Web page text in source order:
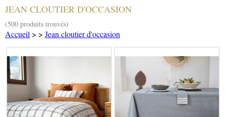
JEAN CLOUTIER D'OCCASION
(500 produits trouvés)
Accueil > > Jean cloutier d'occasion